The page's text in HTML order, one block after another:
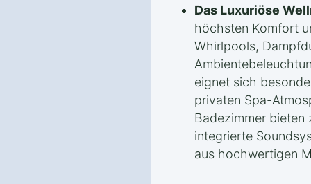
Das Luxuriöse
höchsten Komfort
Whirlpools,
eignet sich
privaten Spa-
Badezimmer bieten
integrierte
aus hochwertigen